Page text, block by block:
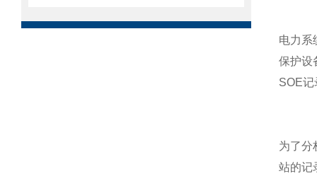
电力系
保护设
SOE记
为了分
站的记